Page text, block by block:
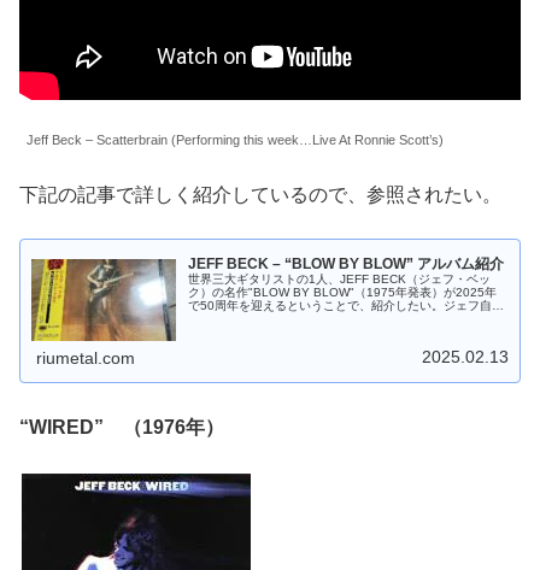
Jeff Beck – Scatterbrain (Performing this week…Live At Ronnie Scott’s)
下記の記事で詳しく紹介しているので、参照されたい。
JEFF BECK – “BLOW BY BLOW” アルバム紹介
世界三大ギタリストの1人、JEFF BECK（ジェフ・ベッ
ク）の名作"BLOW BY BLOW"（1975年発表）が2025年
で50周年を迎えるということで、紹介したい。ジェフ自身
riumetal.com 2025.02.13
“WIRED” （1976年）